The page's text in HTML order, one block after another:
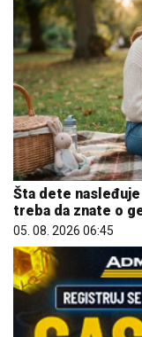
Šta dete
treba da znate o
05. 08. 2026 06:45